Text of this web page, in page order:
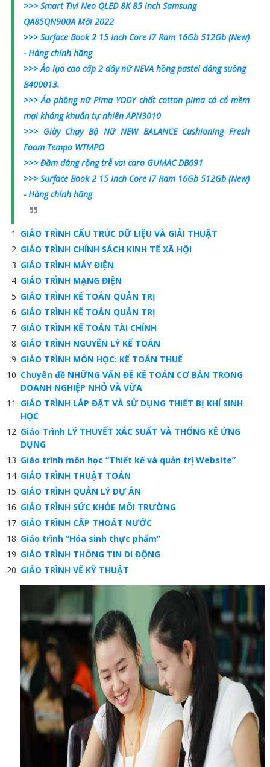
>>> Smart Tivi Neo QLED 8K 85 inch Samsung
QA85QN900A Mới 2022
>>> Surface Book 2 15 Inch Core I7 Ram 16Gb 512Gb (New)
- Hàng chính hãng
>>> Áo lụa cao cấp 2 dây nữ NEVA hồng pastel dáng suông
B400013.
>>> Áo phông nữ Pima YODY chất cotton pima có cổ mềm
mại kháng khuẩn tự nhiên APN3010
>>> Giày Chạy Bộ Nữ NEW BALANCE Cushioning Fresh
Foam Tempo WTMPO
>>> Đầm dáng rộng trễ vai caro GUMAC DB691
>>> Surface Book 2 15 Inch Core I7 Ram 16Gb 512Gb (New)
- Hàng chính hãng
GIÁO TRÌNH CẤU TRÚC DỮ LIỆU VÀ GIẢI THUẬT
GIÁO TRÌNH CHÍNH SÁCH KINH TẾ XÃ HỘI
GIÁO TRÌNH MÁY ĐIỆN
GIÁO TRÌNH MẠNG ĐIỆN
GIÁO TRÌNH KẾ TOÁN QUẢN TRỊ
GIÁO TRÌNH KẾ TOÁN QUẢN TRỊ
GIÁO TRÌNH KẾ TOÁN TÀI CHÍNH
GIÁO TRÌNH NGUYÊN LÝ KẾ TOÁN
GIÁO TRÌNH MÔN HỌC: KẾ TOÁN THUẾ
Chuyên đề NHỮNG VẤN ĐỀ KẾ TOÁN CƠ BẢN TRONG
DOANH NGHIỆP NHỎ VÀ VỪA
GIÁO TRÌNH LẮP ĐẶT VÀ SỬ DỤNG THIẾT BỊ KHÍ SINH
HỌC
Giáo Trình LÝ THUYẾT XÁC SUẤT VÀ THỐNG KÊ ỨNG
DỤNG
Giáo trình môn học “Thiết kế và quản trị Website”
GIÁO TRÌNH THUẬT TOÁN
GIÁO TRÌNH QUẢN LÝ DỰ ÁN
GIÁO TRÌNH SỨC KHỎE MÔI TRƯỜNG
GIÁO TRÌNH CẤP THOÁT NƯỚC
Giáo trình “Hóa sinh thực phẩm”
GIÁO TRÌNH THÔNG TIN DI ĐỘNG
GIÁO TRÌNH VẼ KỸ THUẬT